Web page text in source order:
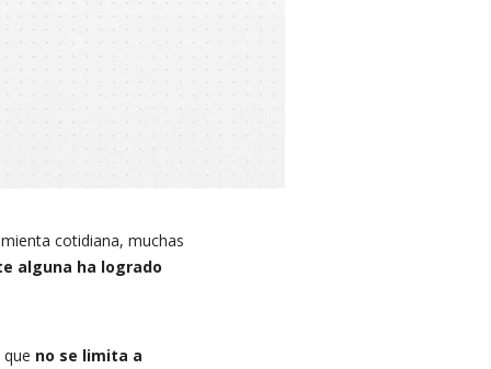
cotidiana, muchas
alguna ha logrado
no se limita a